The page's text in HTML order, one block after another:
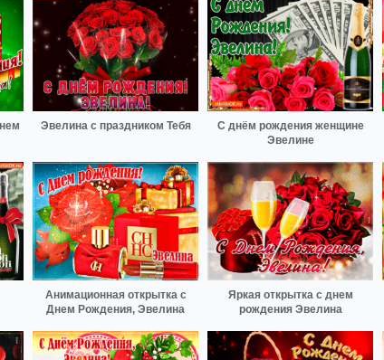
Эвелина с праздником Тебя
С днём рождения женщине
Эвелине
Анимационная открытка с
Днем Рождения, Эвелина
Яркая открытка с днем
рождения Эвелина